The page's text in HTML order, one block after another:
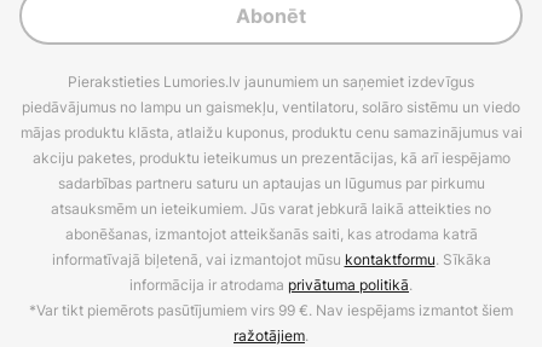
Abonēt
Pierakstieties Lumories.lv jaunumiem un saņemiet izdevīgus
piedāvājumus no lampu un gaismekļu, ventilatoru, solāro sistēmu un viedo
mājas produktu klāsta, atlaižu kuponus, produktu cenu samazinājumus vai
akciju paketes, produktu ieteikumus un prezentācijas, kā arī iespējamo
sadarbības partneru saturu un aptaujas un lūgumus par pirkumu
atsauksmēm un ieteikumiem. Jūs varat jebkurā laikā atteikties no
abonēšanas, izmantojot atteikšanās saiti, kas atrodama katrā
informatīvajā biļetenā, vai izmantojot mūsu kontaktformu. Sīkāka
informācija ir atrodama privātuma politikā.
*Var tikt piemērots pasūtījumiem virs 99 €. Nav iespējams izmantot šiem
ražotājiem.